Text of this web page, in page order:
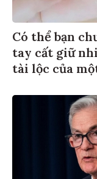
Có thể bạn
tay cất giữ
tài lộc của